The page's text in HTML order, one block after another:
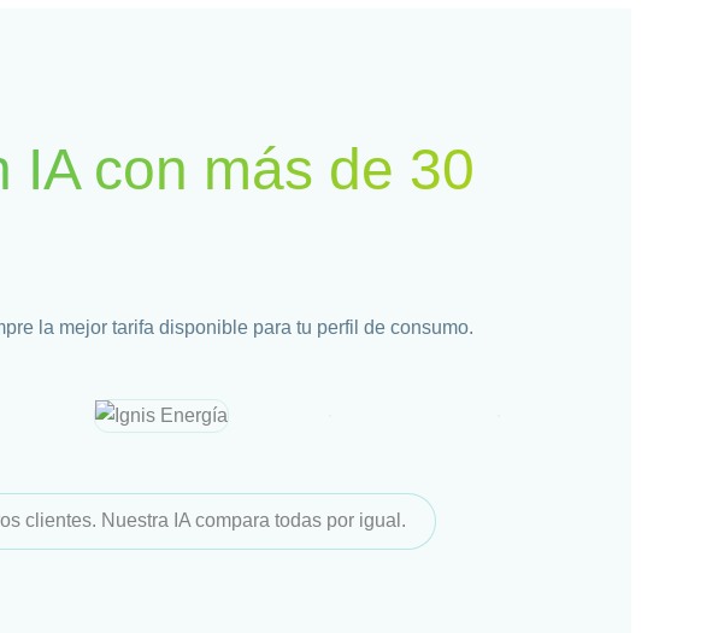
IA con más de 30
la mejor tarifa disponible para tu perfil de consumo.
clientes. ️Nuestra IA compara todas por igual.